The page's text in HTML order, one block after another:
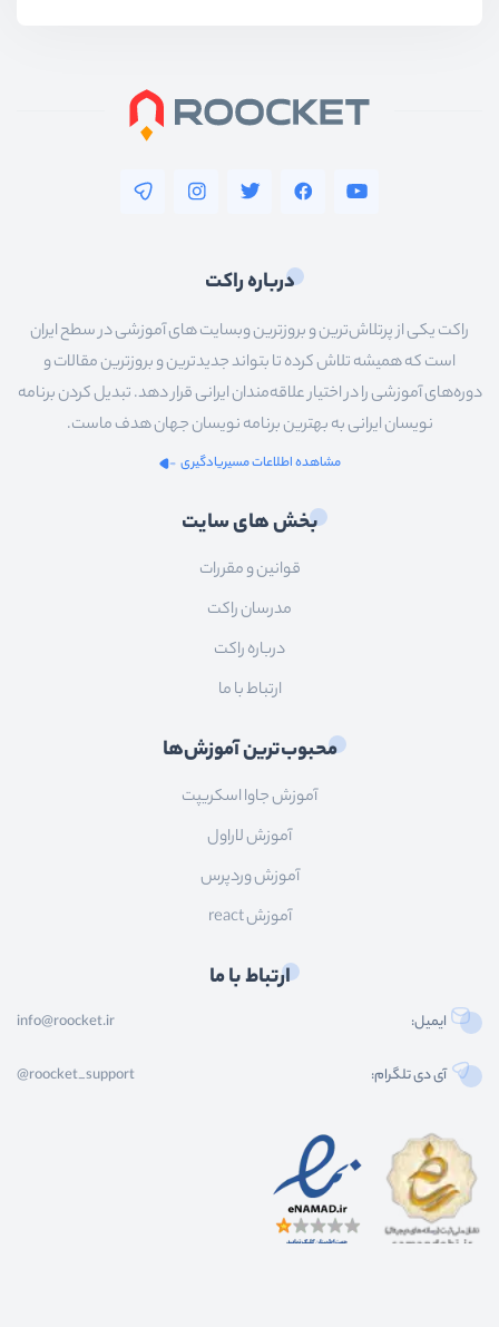
درباره راکت
راکت یکی از پرتلاش‌ترین و بروزترین وبسایت های آموزشی در سطح ایران
است که همیشه تلاش کرده تا بتواند جدیدترین و بروزترین مقالات و
دوره‌های آموزشی را در اختیار علاقه‌مندان ایرانی قرار دهد. تبدیل کردن برنامه
نویسان ایرانی به بهترین برنامه نویسان جهان هدف ماست.
مشاهده اطلاعات مسیریادگیری
بخش های سایت
قوانین و مقررات
مدرسان راکت
درباره راکت
ارتباط با ما
محبوب‌ترین آموزش‌ها
آموزش جاوا اسکریپت
آموزش لاراول
آموزش وردپرس
آموزش react
ارتباط با ما
ایمیل: info@roocket.ir
آی دی تلگرام: @roocket_support